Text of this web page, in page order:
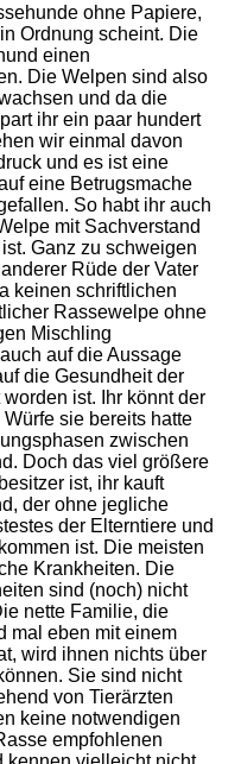
ohne Papiere,
Ordnung scheint. Die
einen
Die Welpen sind also
und da die
ihr ein paar hundert
wir einmal davon
und es ist eine
eine Betrugsmache
So habt ihr auch
mit Sachverstand
Ganz zu schweigen
Rüde der Vater
keinen schriftlichen
Rassewelpe ohne
Mischling
auf die Aussage
die Gesundheit der
ist. Ihr könnt der
sie bereits hatte
zwischen
Doch das viel größere
ist, ihr kauft
der ohne jegliche
der Elterntiere und
ist. Die meisten
Krankheiten. Die
sind (noch) nicht
nette Familie, die
mal eben mit einem
wird ihnen nichts über
Sie sind nicht
von Tierärzten
keine notwendigen
empfohlenen